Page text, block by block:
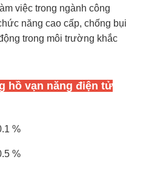
việc trong ngành công
năng cao cấp, chống bụi
trong môi trường khắc
hồ vạn năng điện tử
%
%